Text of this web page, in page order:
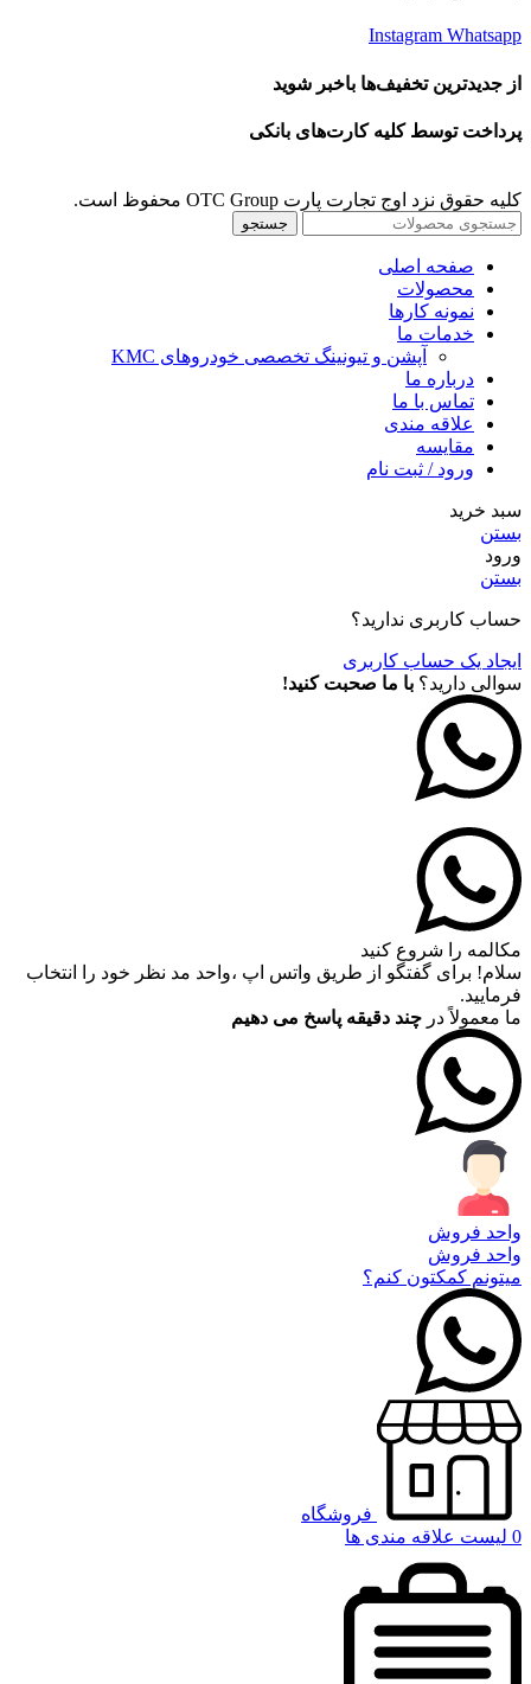
Instagram Whatsapp
از جدیدترین تخفیف‌ها باخبر شوید
پرداخت توسط کلیه کارت‌های بانکی
کلیه حقوق نزد اوج تجارت پارت OTC Group محفوظ است.
جستجو
صفحه اصلی
محصولات
نمونه کارها
خدمات ما
آپشن و تیونینگ تخصصی خودروهای KMC
درباره ما
تماس با ما
علاقه مندی
مقايسه
ورود / ثبت نام
سبد خرید
بستن
ورود
بستن
حساب کاربری ندارید؟
ایجاد یک حساب کاربری
سوالی دارید؟ با ما صحبت کنید!
مکالمه را شروع کنید
سلام! برای گفتگو از طریق واتس اپ ،واحد مد نظر خود را انتخاب
فرمایید.
ما معمولاً در چند دقیقه پاسخ می دهیم
واحد فروش
واحد فروش
میتونم کمکتون کنم؟
فروشگاه
0 لیست علاقه مندی ها